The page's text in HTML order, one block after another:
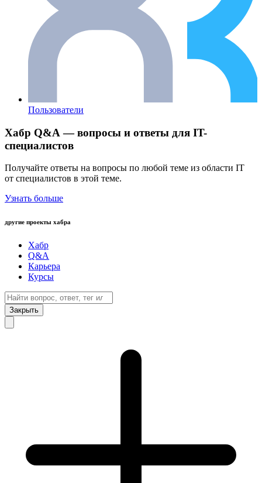
Пользователи
Хабр Q&A — вопросы и ответы для IT-
специалистов
Получайте ответы на вопросы по любой теме из области IT
от специалистов в этой теме.
Узнать больше
другие проекты хабра
Хабр
Q&A
Карьера
Курсы
Закрыть